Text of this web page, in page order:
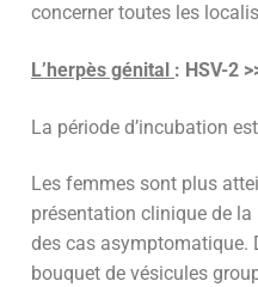
concerner toutes les
L’herpès génital : HSV-2
La période d’incubation
Les femmes sont plus
présentation clinique de
des cas asymptomatique.
bouquet de vésicules